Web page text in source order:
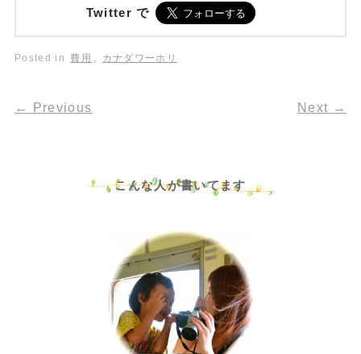
Twitter で
Posted in 費用 , カナダワーホリ
← Previous Next →
こんな人が書いてます